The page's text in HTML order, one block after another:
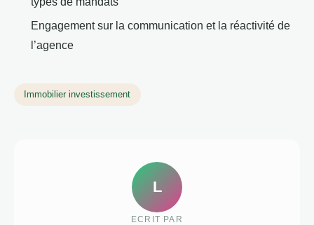
Engagement sur la communication et la réactivité de
l’agence
Immobilier investissement
L
ECRIT PAR